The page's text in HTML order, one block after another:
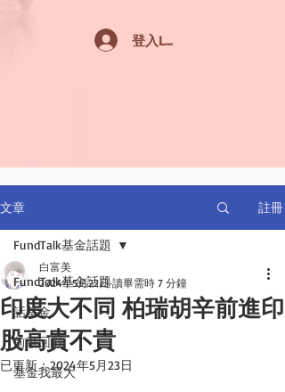
登入Log In
文章 註冊
FundTalk基金話題
話基金
前瞻回顧
基金我最大
FundTalk基金話題
印度大不同 柏瑞胡辛前進印
股高貴不貴
白富美
2024年5月22日 讀畢需時 7 分鐘
已更新：2024年5月23日